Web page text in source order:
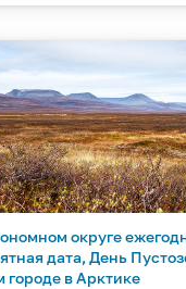
округе
дата, День
городе в Арктике